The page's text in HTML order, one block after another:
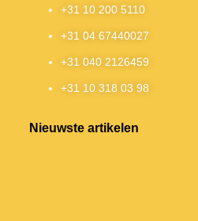
+31 10 200 5110
+31 04 67440027
+31 040 2126459
+31 10 318 03 98
Nieuwste artikelen